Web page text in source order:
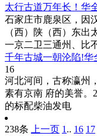
太行古道万年长！华
石家庄市鹿泉区，因
（西）陕（西）东
一京二卫三通州、比
千年古城一朝沦陷!华
16
河北河间，古称瀛州
素有京南 府的美誉。
的标配柴油发电
238条 上一页 1 .. 16 17